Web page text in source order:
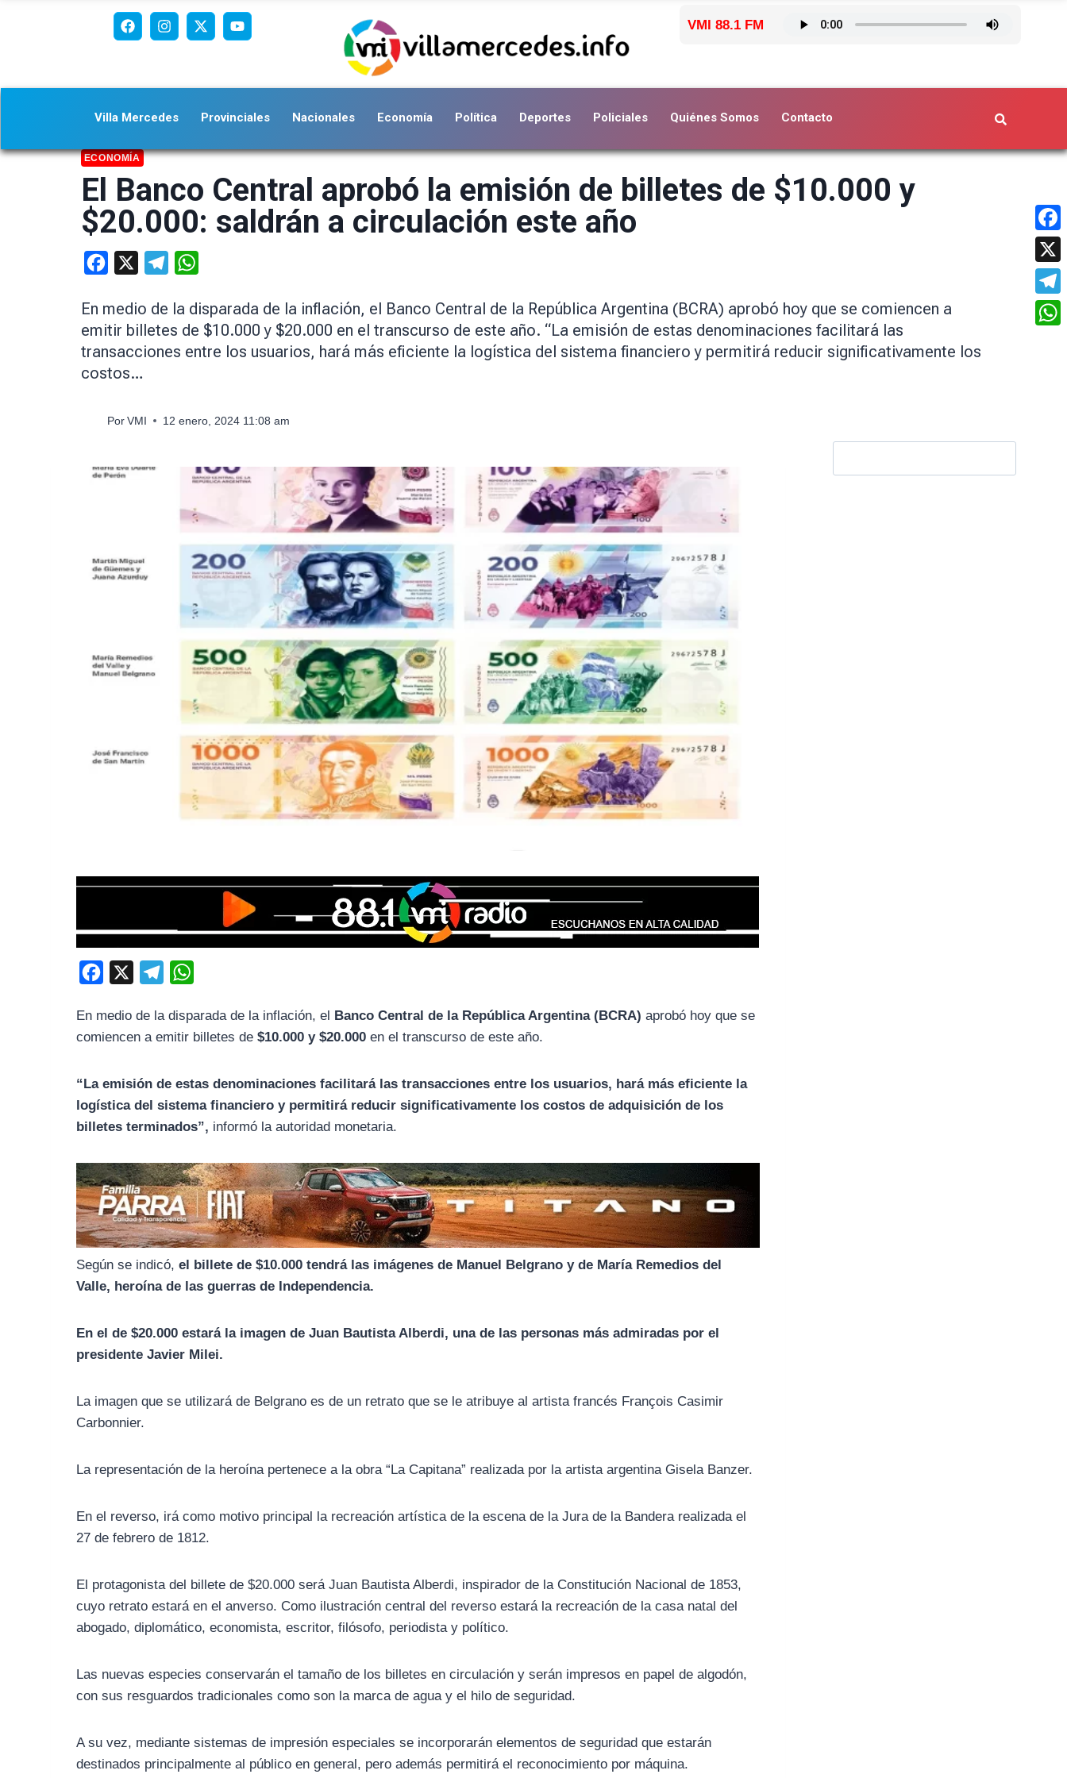
VMI 88.1 FM
Villa Mercedes Provinciales Nacionales Economía Política Deportes Policiales Quiénes Somos Contacto
ECONOMÍA
El Banco Central aprobó la emisión de billetes de $10.000 y
$20.000: saldrán a circulación este año
Facebook Telegram
En medio de la disparada de la inflación, el Banco Central de la República Argentina (BCRA) aprobó hoy que se comiencen a
emitir billetes de $10.000 y $20.000 en el transcurso de este año. “La emisión de estas denominaciones facilitará las
transacciones entre los usuarios, hará más eficiente la logística del sistema financiero y permitirá reducir significativamente los
costos…
Por VMI 12 enero, 2024 11:08 am
c
e
o
l
e
r
a
t
A
En medio de la disparada de la inflación, el Banco Central de la República Argentina (BCRA) aprobó hoy que se
comiencen a emitir billetes de$10.000 y $20.000 en el transcurso de este año.
“La emisión de estas denominaciones facilitará las transacciones entre los usuarios, hará más eficiente la
logística del sistema financiero y permitirá reducir significativamente los costos de adquisición de los
billetes terminados”, informó la autoridad monetaria.
Según se indicó,el billete de $10.000 tendrá las imágenes de Manuel Belgrano y de María Remedios del
Valle, heroína de las guerras de Independencia.
En el de $20.000 estará la imagen de Juan Bautista Alberdi, una de las personas más admiradas por el
presidente Javier Milei.
La imagen que se utilizará de Belgrano es de un retrato que se le atribuye al artista francés François Casimir
Carbonnier.
La representación de la heroína pertenece a la obra “La Capitana” realizada por la artista argentina Gisela Banzer.
En el reverso, irá como motivo principal la recreación artística de la escena de la Jura de la Bandera realizada el
27 de febrero de 1812.
El protagonista del billete de $20.000 será Juan Bautista Alberdi, inspirador de la Constitución Nacional de 1853,
cuyo retrato estará en el anverso. Como ilustración central del reverso estará la recreación de la casa natal del
abogado, diplomático, economista, escritor, filósofo, periodista y político.
Las nuevas especies conservarán el tamaño de los billetes en circulación y serán impresos en papel de algodón,
con sus resguardos tradicionales como son la marca de agua y el hilo de seguridad.
A su vez, mediante sistemas de impresión especiales se incorporarán elementos de seguridad que estarán
destinados principalmente al público en general, pero además permitirá el reconocimiento por máquina.
X